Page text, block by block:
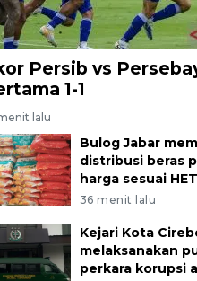
Persib vs
1-1
lalu
Bulog Jabar
distribusi beras
harga sesuai HET
36 menit lalu
Kejari Kota
melaksanakan
perkara korupsi